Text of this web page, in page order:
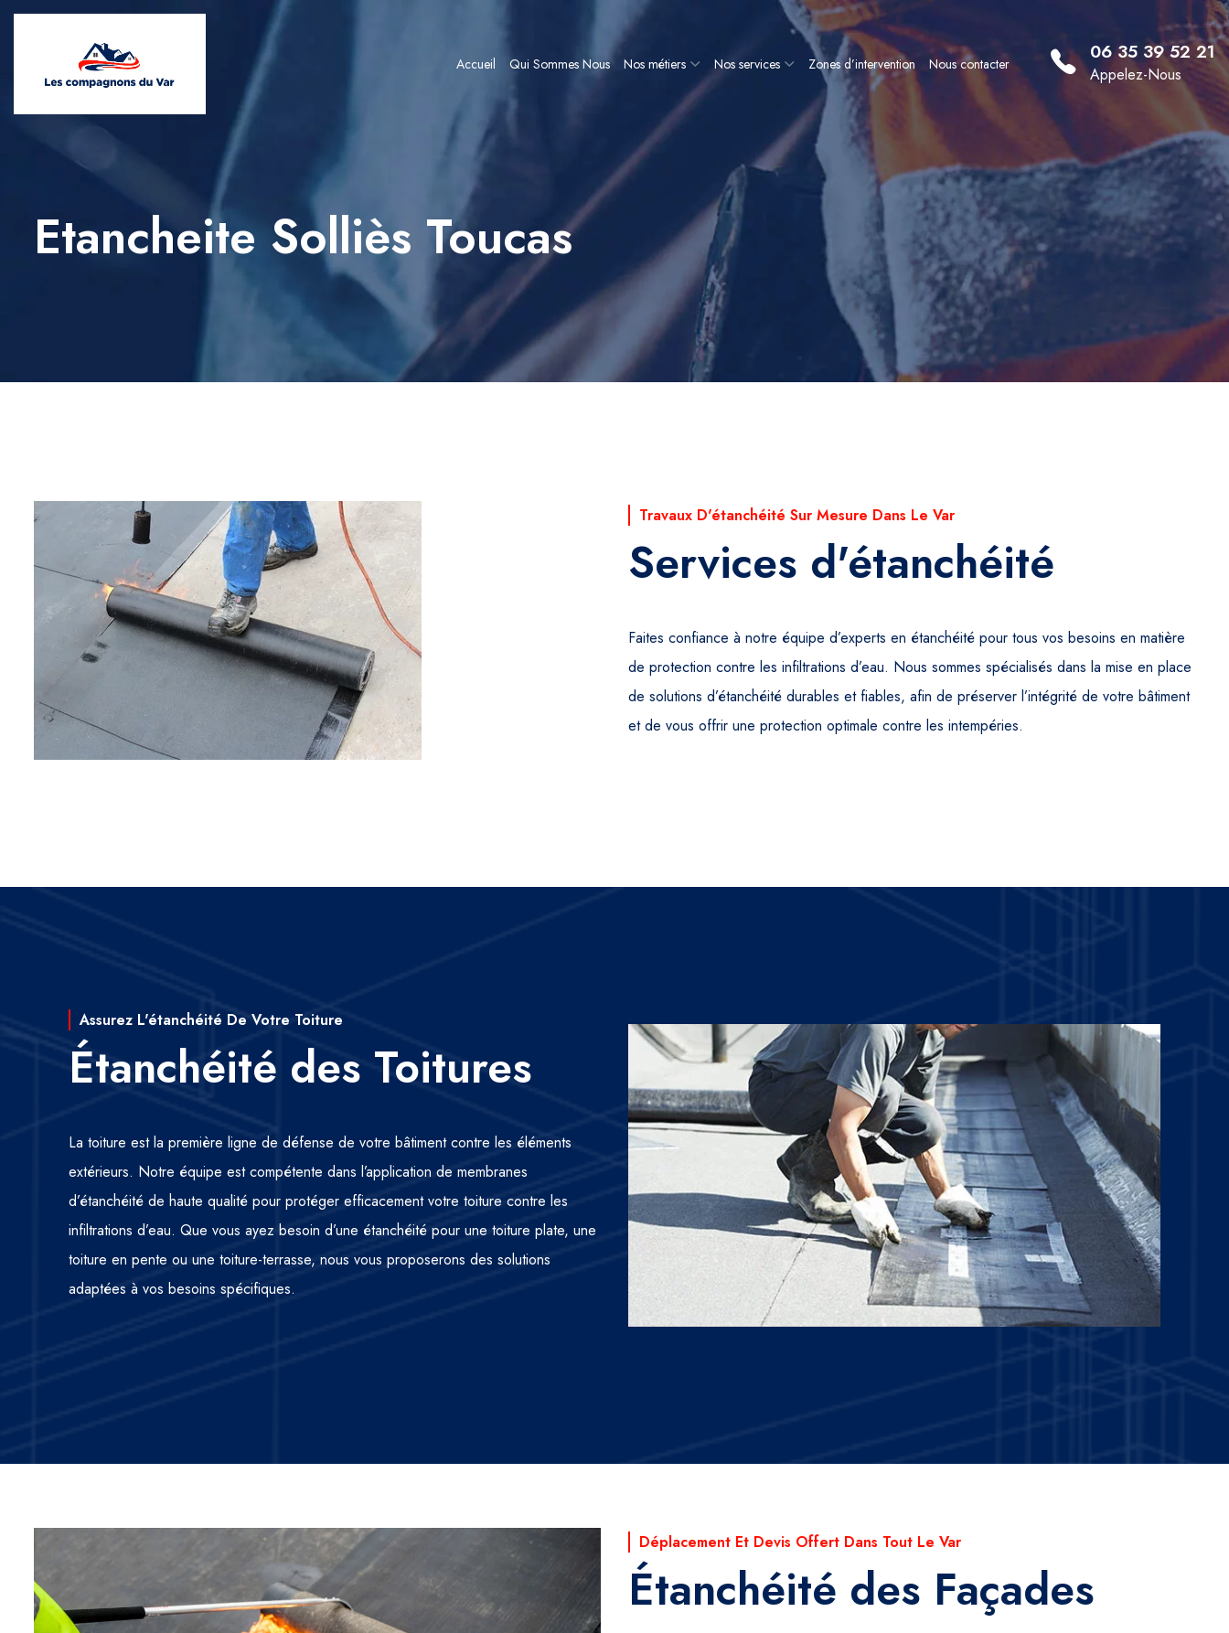
Accueil Qui Sommes Nous Nos métiers Nos services Zones d’intervention Nous contacter 06 35 39 52 21
Appelez-Nous
Etancheite Solliès Toucas
Travaux D'étanchéité Sur Mesure Dans Le Var
Services d'étanchéité
Faites confiance à notre équipe d’experts en étanchéité pour tous vos besoins en matière
de protection contre les infiltrations d’eau. Nous sommes spécialisés dans la mise en place
de solutions d’étanchéité durables et fiables, afin de préserver l’intégrité de votre bâtiment
et de vous offrir une protection optimale contre les intempéries.
Assurez L'étanchéité De Votre Toiture
Étanchéité des Toitures
La toiture est la première ligne de défense de votre bâtiment contre les éléments
extérieurs. Notre équipe est compétente dans l’application de membranes
d’étanchéité de haute qualité pour protéger efficacement votre toiture contre les
infiltrations d’eau. Que vous ayez besoin d’une étanchéité pour une toiture plate, une
toiture en pente ou une toiture-terrasse, nous vous proposerons des solutions
adaptées à vos besoins spécifiques.
Déplacement Et Devis Offert Dans Tout Le Var
Étanchéité des Façades